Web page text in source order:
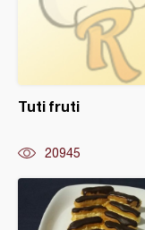
Tuti fruti
20945